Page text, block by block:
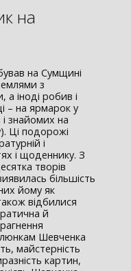
на
на Сумщині
з
а іноді робив і
– на ярмарок у
знайомих на
Ці подорожі
і
і щоденнику. З
творів
більшість
йому як
відбилися
й
Шевченка
майстерність
картин,